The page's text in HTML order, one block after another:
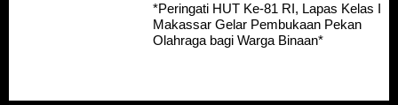
*Peringati HUT Ke-81 RI, Lapas Kelas I
Makassar Gelar Pembukaan Pekan
Olahraga bagi Warga Binaan*